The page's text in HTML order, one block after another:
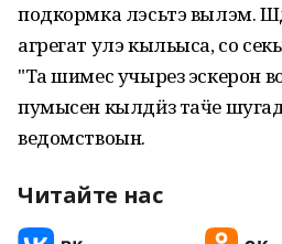
подкормка лэсьтэ вылэм.
агрегат улэ кыльыса, со
"Та шимес учырез эскерон
пумысен кылдӥз таӵе
ведомствоын.
Читайте нас